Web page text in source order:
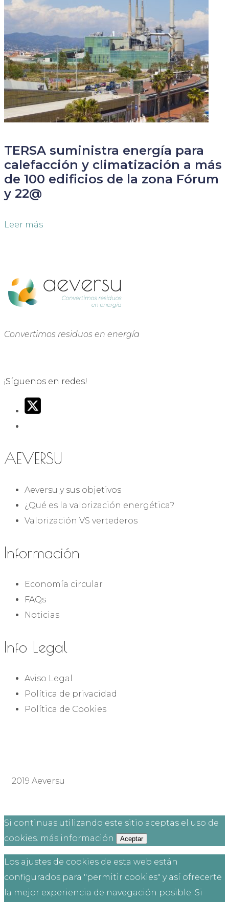
TERSA suministra energía para
calefacción y climatización a más
de 100 edificios de la zona Fórum
y 22@
Leer más
Convertimos residuos en energía
¡Síguenos en redes!
AEVERSU
Aeversu y sus objetivos
¿Qué es la valorización energética?
Valorización VS vertederos
Información
Economía circular
FAQs
Noticias
Info Legal
Aviso Legal
Política de privacidad
Política de Cookies
2019 Aeversu
Si continuas utilizando este sitio aceptas el uso de
cookies. más información Aceptar
Los ajustes de cookies de esta web están
configurados para "permitir cookies" y así ofrecerte
la mejor experiencia de navegación posible. Si